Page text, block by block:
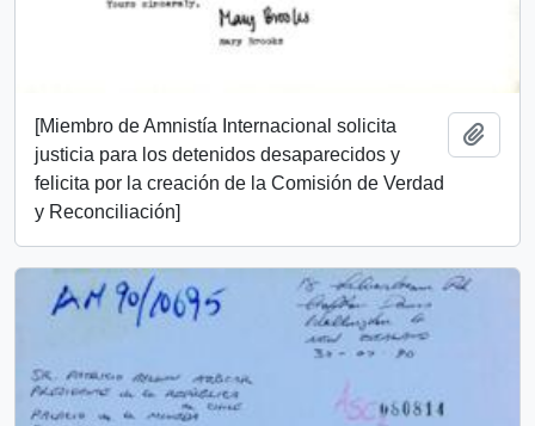
[Miembro de Amnistía Internacional solicita
justicia para los detenidos desaparecidos y
felicita por la creación de la Comisión de Verdad
y Reconciliación]